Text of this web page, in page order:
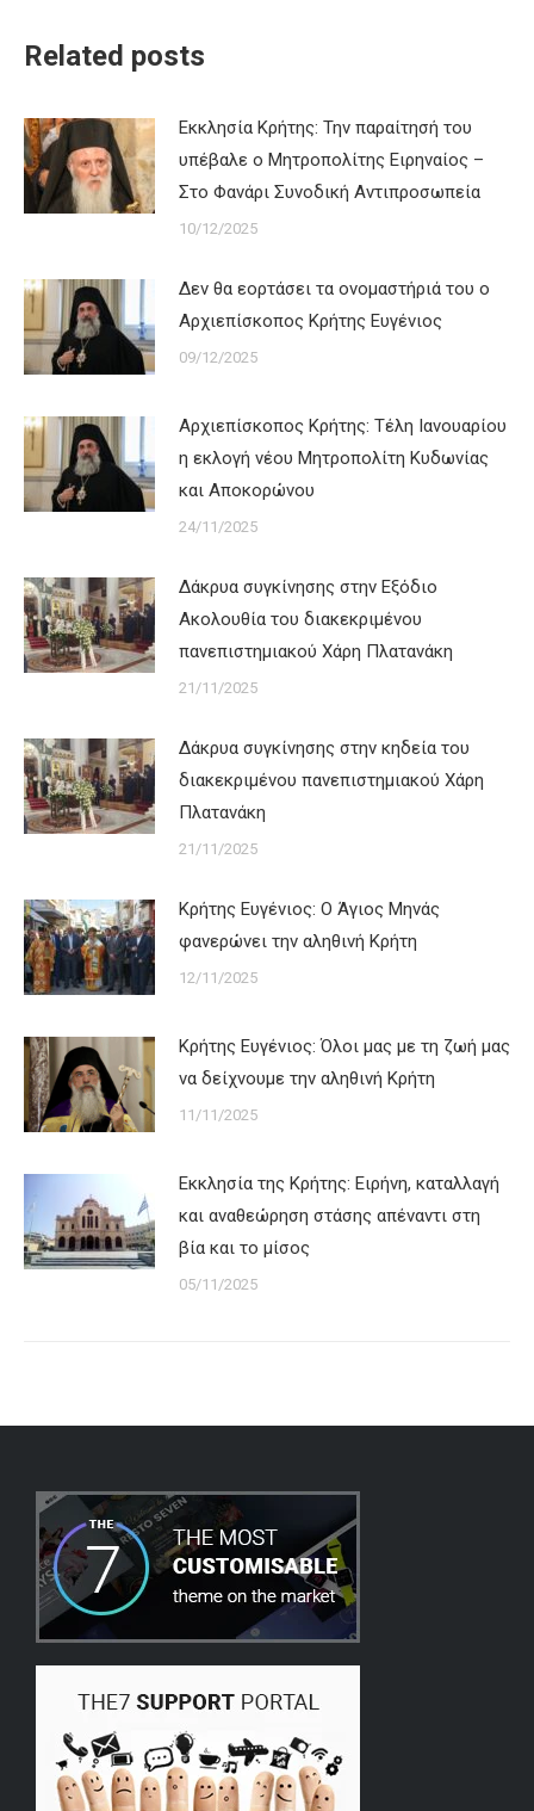
Related posts
Εκκλησία Κρήτης: Την παραίτησή του
υπέβαλε ο Μητροπολίτης Ειρηναίος –
Στο Φανάρι Συνοδική Αντιπροσωπεία
10/12/2025
Δεν θα εορτάσει τα ονομαστήριά του ο
Αρχιεπίσκοπος Κρήτης Ευγένιος
09/12/2025
Αρχιεπίσκοπος Κρήτης: Τέλη Ιανουαρίου
η εκλογή νέου Μητροπολίτη Κυδωνίας
και Αποκορώνου
24/11/2025
Δάκρυα συγκίνησης στην Εξόδιο
Ακολουθία του διακεκριμένου
πανεπιστημιακού Χάρη Πλατανάκη
21/11/2025
Δάκρυα συγκίνησης στην κηδεία του
διακεκριμένου πανεπιστημιακού Χάρη
Πλατανάκη
21/11/2025
Κρήτης Ευγένιος: Ο Άγιος Μηνάς
φανερώνει την αληθινή Κρήτη
12/11/2025
Κρήτης Ευγένιος: Όλοι μας με τη ζωή μας
να δείχνουμε την αληθινή Κρήτη
11/11/2025
Εκκλησία της Κρήτης: Ειρήνη, καταλλαγή
και αναθεώρηση στάσης απέναντι στη
βία και το μίσος
05/11/2025